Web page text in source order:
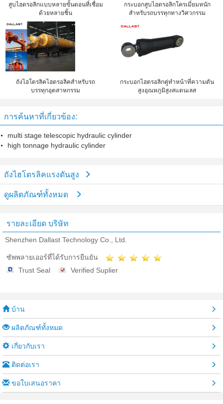
สูบไฮดรอลิกแบบหลายขั้นตอนที่เชื่อม
ด้วยหลายชิ้น
กระบอกสูบไฮดรอลิกโครเมี่ยมหนัก
สำหรับรถบรรทุกทางวิศวกรรม
ถังไฮโดรลิคไฮดรอลิคสำหรับรถ
บรรทุกอุตสาหกรรม
กระบอกไฮดรอลิกคู่ทำหน้าที่ความดัน
สูงอุณหภูมิสูงสแตนเลส
การค้นหาที่เกี่ยวข้อง:
multi stage telescopic hydraulic cylinder
high tonnage hydraulic cylinder
ถังไฮโดรลิคแรงดันสูง
ดูผลิตภัณฑ์ทั้งหมด
รายละเอียด บริษัท
Shenzhen Dallast Technology Co., Ltd.
ซัพพลายเออร์ที่ได้รับการยืนยัน
Trust Seal
Verified Suplier
บ้าน
ผลิตภัณฑ์ทั้งหมด
เกี่ยวกับเรา
ติดต่อเรา
ขอใบเสนอราคา